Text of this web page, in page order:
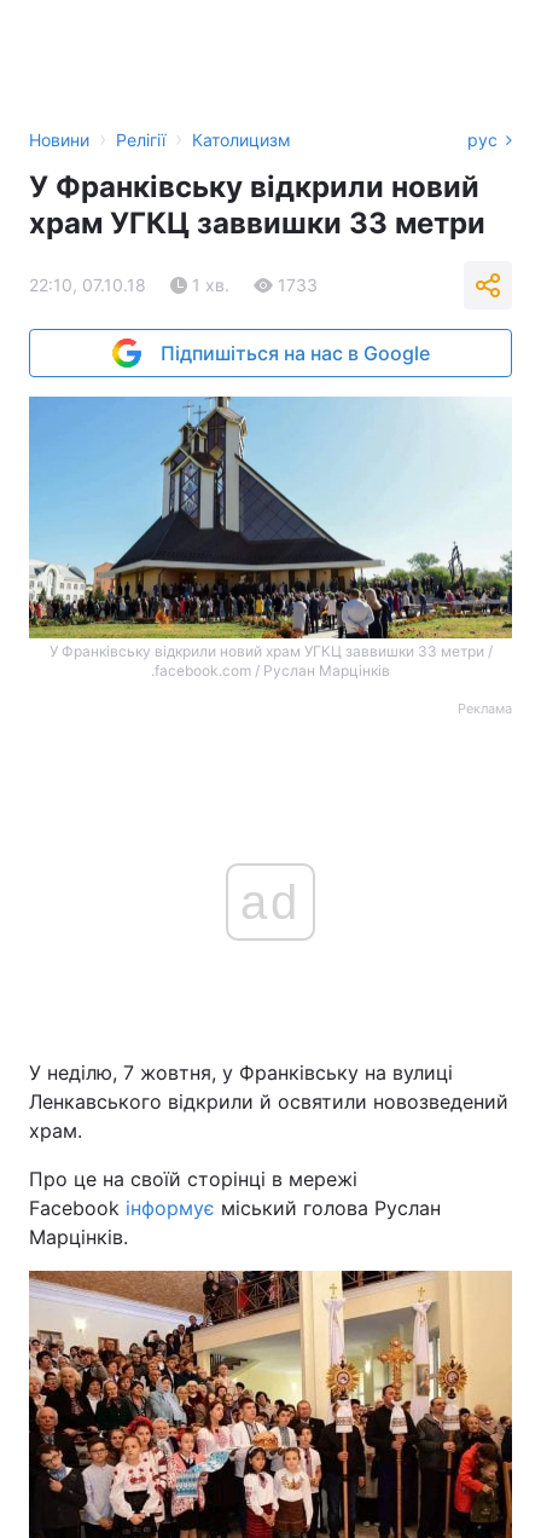
Новини › Релігії › Католицизм рус
У Франківську відкрили новий
храм УГКЦ заввишки 33 метри
22:10, 07.10.18 1 хв. 1733
Підпишіться на нас в Google
У Франківську відкрили новий храм УГКЦ заввишки 33 метри /
.facebook.com / Руслан Марцінків
Реклама
ad
У неділю, 7 жовтня, у Франківську на вулиці
Ленкавського відкрили й освятили новозведений
храм.
Про це на своїй сторінці в мережі
Facebook інформує міський голова Руслан
Марцінків.